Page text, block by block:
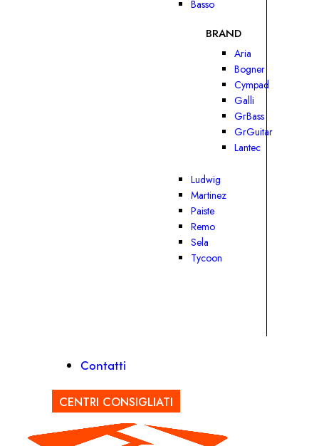
Basso
BRAND
Aria
Bogner
Cympad
Galli
GrBass
GrGuitar
Lantec
Ludwig
Martinez
Paiste
Remo
Sela
Tycoon
Contatti
CENTRI CONSIGLIATI